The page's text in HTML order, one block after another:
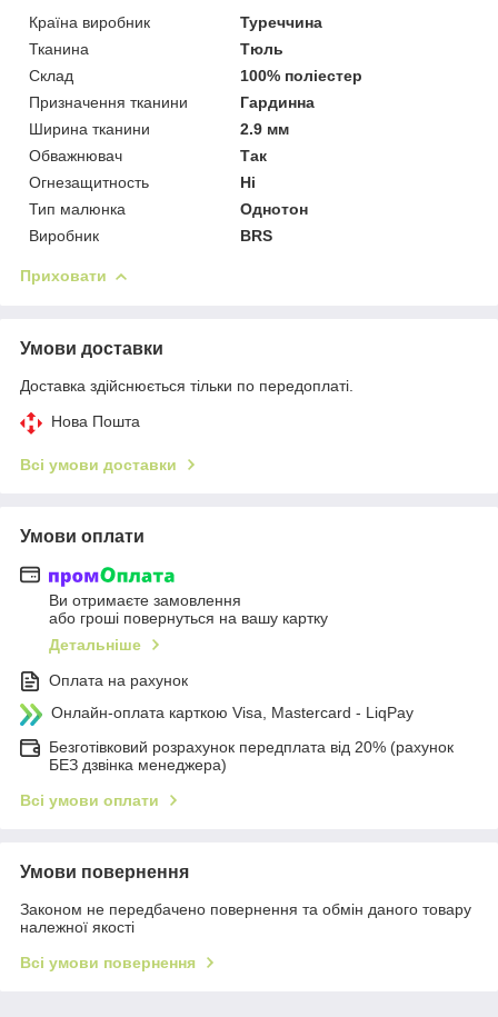
Країна виробник
Туреччина
Тканина
Тюль
Склад
100% поліестер
Призначення тканини
Гардинна
Ширина тканини
2.9 мм
Обважнювач
Так
Огнезащитность
Ні
Тип малюнка
Однотон
Виробник
BRS
Приховати
Умови доставки
Доставка здійснюється тільки по передоплаті.
Нова Пошта
Всі умови доставки
Умови оплати
Ви отримаєте замовлення
або гроші повернуться на вашу картку
Детальніше
Оплата на рахунок
Онлайн-оплата карткою Visa, Mastercard - LiqPay
Безготівковий розрахунок передплата від 20% (рахунок
БЕЗ дзвінка менеджера)
Всі умови оплати
Умови повернення
Законом не передбачено повернення та обмін даного товару
належної якості
Всі умови повернення